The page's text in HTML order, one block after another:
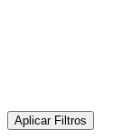
Aplicar Filtros